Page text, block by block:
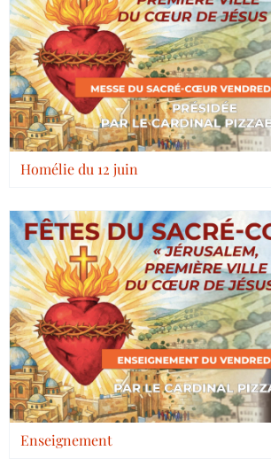
Homélie du 12 juin
Enseignement